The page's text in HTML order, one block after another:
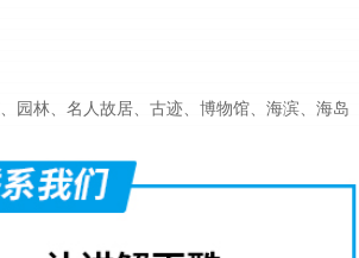
林、名人故居、古迹、博物馆、海滨、海岛